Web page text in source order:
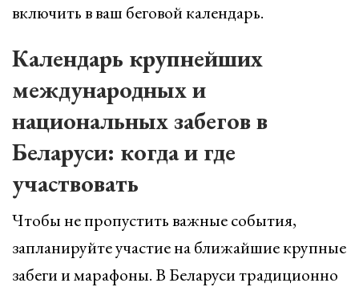
включить в ваш беговой календарь.
Календарь крупнейших
международных и
национальных забегов в
Беларуси: когда и где
участвовать
Чтобы не пропустить важные события,
запланируйте участие на ближайшие крупные
забеги и марафоны. В Беларуси традиционно